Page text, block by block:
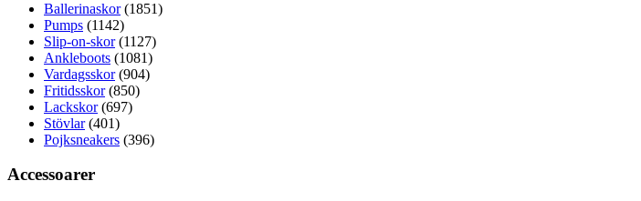
Ballerinaskor (1851)
Pumps (1142)
Slip-on-skor (1127)
Ankleboots (1081)
Vardagsskor (904)
Fritidsskor (850)
Lackskor (697)
Stövlar (401)
Pojksneakers (396)
Accessoarer